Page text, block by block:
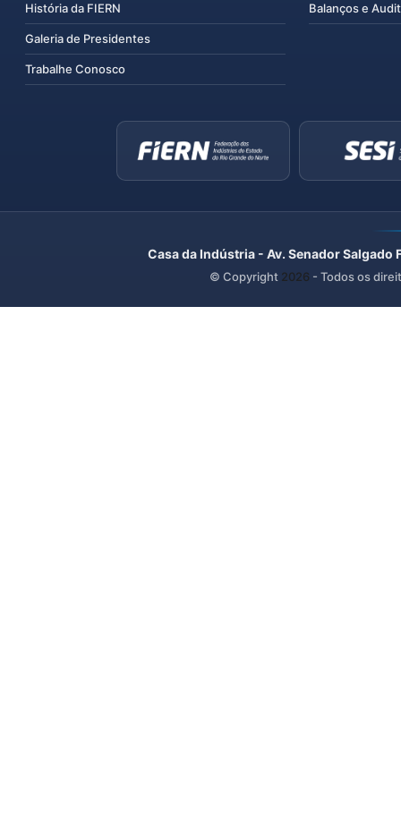
História da FIERN
Galeria de Presidentes
Trabalhe Conosco
Balanços e
Casa da Indústria - Av. Senador
© Copyright 2026 - Todos os